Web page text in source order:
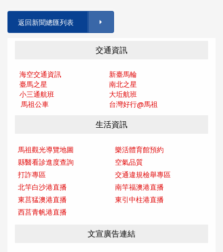
返回新聞總匯列表
交通資訊
海空交通資訊
新臺馬輪
臺馬之星
南北之星
小三通航班
大坵航班
馬祖公車
台灣好行@馬祖
生活資訊
馬祖觀光導覽地圖
樂活體育館預約
縣醫看診進度查詢
空氣品質
打詐專區
交通違規檢舉專區
北竿白沙港直播
南竿福澳港直播
東莒猛澳港直播
東引中柱港直播
西莒青帆港直播
文宣廣告連結